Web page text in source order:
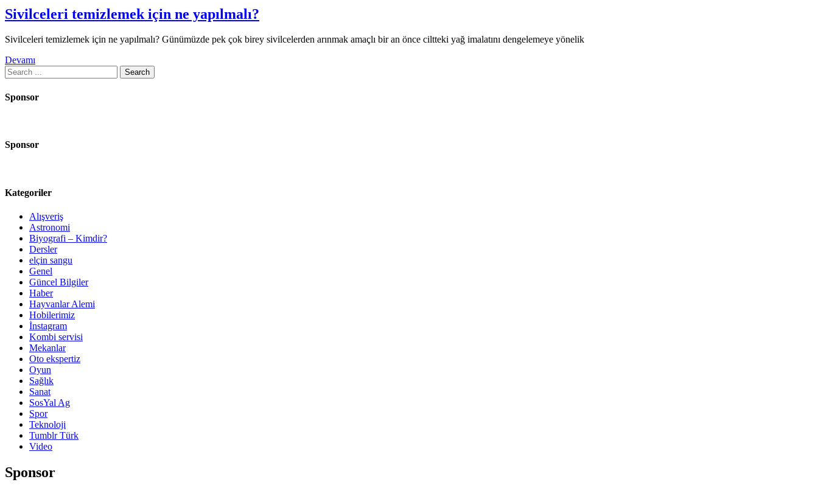
Sivilceleri temizlemek için ne yapılmalı?
Sivilceleri temizlemek için ne yapılmalı? Günümüzde pek çok birey sivilcelerden arınmak amaçlı bir an önce ciltteki yağ imalatını dengelemeye yönelik
Devamı
Search
for:
Sponsor
Sponsor
Kategoriler
Alışveriş
Astronomi
Biyografi – Kimdir?
Dersler
elçin sangu
Genel
Güncel Bilgiler
Haber
Hayvanlar Alemi
Hobilerimiz
İnstagram
Kombi servisi
Mekanlar
Oto ekspertiz
Oyun
Sağlık
Sanat
SosYal Ag
Spor
Teknoloji
Tumblr Türk
Video
Sponsor